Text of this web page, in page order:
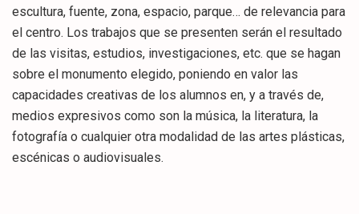
escultura, fuente, zona, espacio, parque… de relevancia para
el centro. Los trabajos que se presenten serán el resultado
de las visitas, estudios, investigaciones, etc. que se hagan
sobre el monumento elegido, poniendo en valor las
capacidades creativas de los alumnos en, y a través de,
medios expresivos como son la música, la literatura, la
fotografía o cualquier otra modalidad de las artes plásticas,
escénicas o audiovisuales.